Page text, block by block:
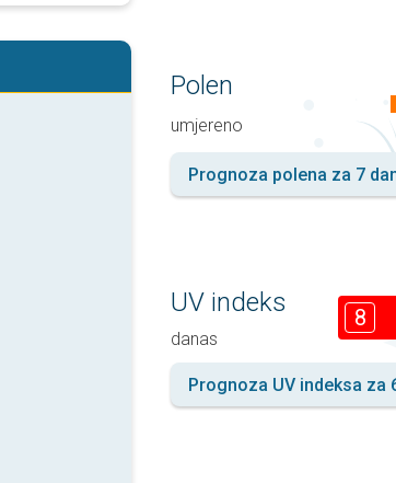
Polen
umjereno
Prognoza polena za 7
UV indeks
danas
8
Prognoza UV indeksa za